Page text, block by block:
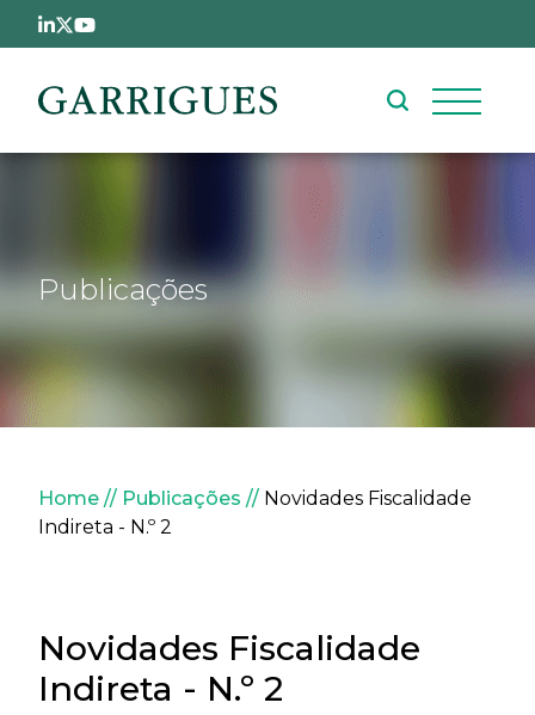
Passar para o conteúdo principal
Publicações
Navegação estrutural
Home Publicações
Novidades Fiscalidade
Indireta - N.º 2
Novidades Fiscalidade
Indireta - N.º 2